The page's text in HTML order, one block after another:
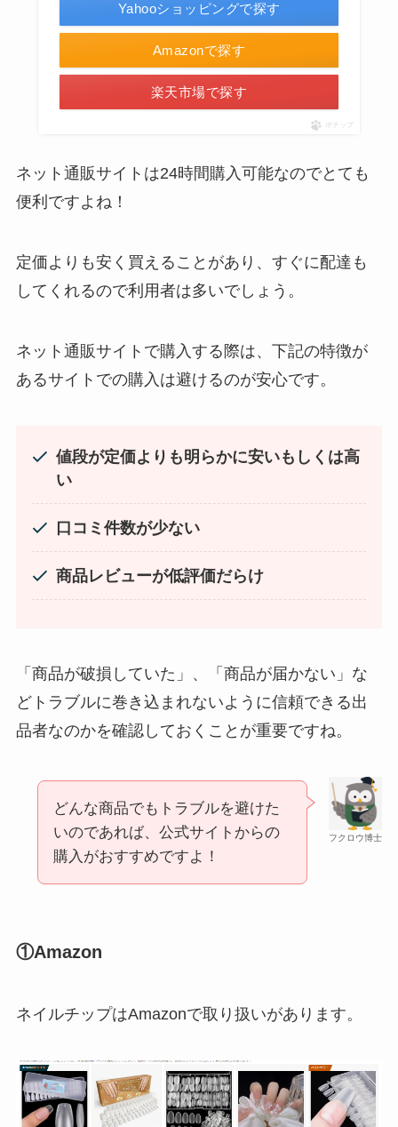
未来のレモンサワーはどこに売ってる？販売店は
背脂はどこに売ってる？業務スーパーやイオンで
買える？
冷凍ペットボトルはどこに売ってる？ドンキやセ
ブンなどのコンビニで買える！
マックカードはどこで買える？Amazonや金券ショ
五家宝はどこで買える？取扱店はスーパーや百貨
店！
スーツケースカバーはどこに売ってる？100均（ダ
イソー）やドンキで買える！
ストコで買える！
インソールはどこに売ってる？100均やドラッグス
LANケーブルはどこで買える？ドンキや100均に売
ってる！
ソンなどのコンビニで買える！
える！
Amazonで探す
楽天市場で探す
Yahooショッピングで探す
ポチップ
ネット通販サイトは24時間購入可能なのでとても
便利ですよね！
定価よりも安く買えることがあり、すぐに配達も
してくれるので利用者は多いでしょう。
ネット通販サイトで購入する際は、下記の特徴が
あるサイトでの購入は避けるのが安心です。
値段が定価よりも明らかに安いもしくは高
い
口コミ件数が少ない
商品レビューが低評価だらけ
「商品が破損していた」、「商品が届かない」な
どトラブルに巻き込まれないように信頼できる出
品者なのかを確認しておくことが重要ですね。
フクロウ博士
どんな商品でもトラブルを避けた
いのであれば、公式サイトからの
購入がおすすめですよ！
①Amazon
ネイルチップはAmazonで取り扱いがあります。